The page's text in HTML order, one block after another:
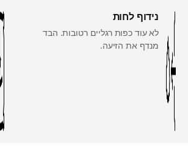
נידוף לחות
לא עוד כפות רגליים רטובות. הבד
מנדף את הזיעה.